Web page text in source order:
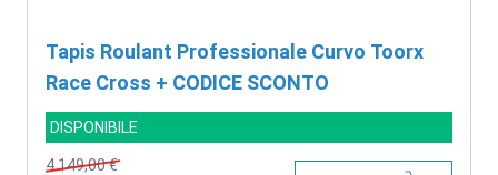
Tapis Roulant Professionale Curvo Toorx
Race Cross + CODICE SCONTO
DISPONIBILE
4.149,00 €